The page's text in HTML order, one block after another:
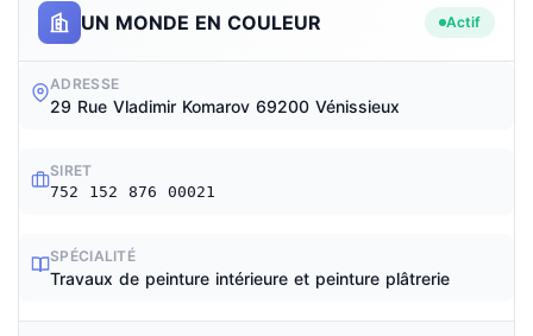
UN MONDE EN COULEUR Actif
ADRESSE
29 Rue Vladimir Komarov 69200 Vénissieux
SIRET
752 152 876 00021
SPÉCIALITÉ
Travaux de peinture intérieure et peinture plâtrerie